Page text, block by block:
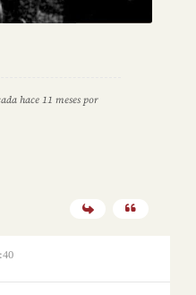
hace 11 meses por